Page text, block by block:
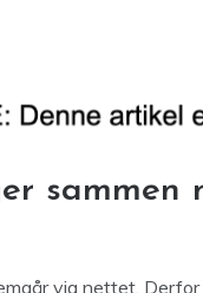
sammen
via nettet.